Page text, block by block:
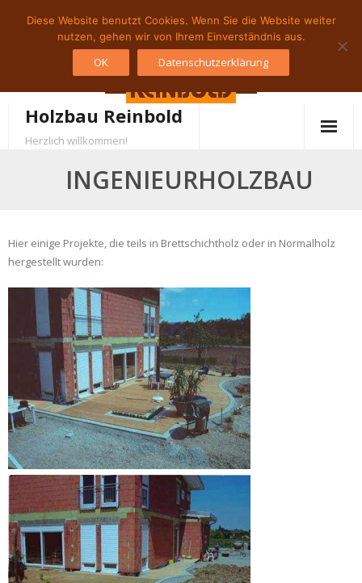
Holzbau Reinbold
Herzlich willkommen!
INGENIEURHOLZBAU
Hier einige Projekte, die teils in Brettschichtholz oder in Normalholz
hergestellt wurden:
Diese Website benutzt Cookies. Wenn Sie die Website weiter
nutzen, gehen wir von Ihrem Einverständnis aus.
OK Datenschutzerklärung